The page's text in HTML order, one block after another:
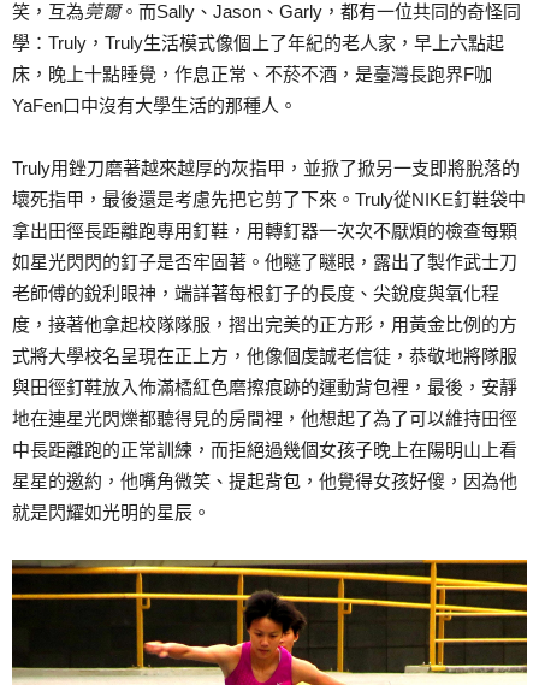
笑，互為莞爾。而Sally、Jason、Garly，都有一位共同的奇怪同
學：Truly，Truly生活模式像個上了年紀的老人家，早上六點起
床，晚上十點睡覺，作息正常、不菸不酒，是臺灣長跑界F咖
YaFen口中沒有大學生活的那種人。
Truly用銼刀磨著越來越厚的灰指甲，並掀了掀另一支即將脫落的
壞死指甲，最後還是考慮先把它剪了下來。Truly從NIKE釘鞋袋中
拿出田徑長距離跑專用釘鞋，用轉釘器一次次不厭煩的檢查每顆
如星光閃閃的釘子是否牢固著。他瞇了瞇眼，露出了製作武士刀
老師傅的銳利眼神，端詳著每根釘子的長度、尖銳度與氧化程
度，接著他拿起校隊隊服，摺出完美的正方形，用黃金比例的方
式將大學校名呈現在正上方，他像個虔誠老信徒，恭敬地將隊服
與田徑釘鞋放入佈滿橘紅色磨擦痕跡的運動背包裡，最後，安靜
地在連星光閃爍都聽得見的房間裡，他想起了為了可以維持田徑
中長距離跑的正常訓練，而拒絕過幾個女孩子晚上在陽明山上看
星星的邀約，他嘴角微笑、提起背包，他覺得女孩好傻，因為他
就是閃耀如光明的星辰。